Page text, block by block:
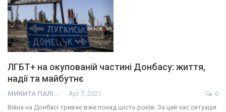
ЛГБТ+ на окупованій частині Донбасу: життя,
надії та майбутнє
МИКИТА ПАЛІЙ Apr 7, 2021
0
Війна на Донбасі триває вже понад шість років. За цей час ситуація